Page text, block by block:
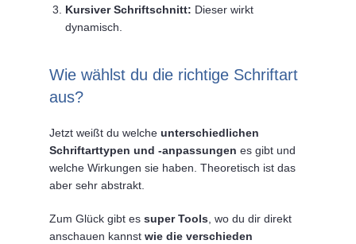
Kursiver Schriftschnitt: Dieser wirkt
dynamisch.
Wie wählst du die richtige Schriftart
aus?
Jetzt weißt du welcheunterschiedlichen
Schriftarttypen und -anpassungen es gibt und
welche Wirkungen sie haben. Theoretisch ist das
aber sehr abstrakt.
Zum Glück gibt es super Tools, wo du dir direkt
anschauen kannstwie die verschieden